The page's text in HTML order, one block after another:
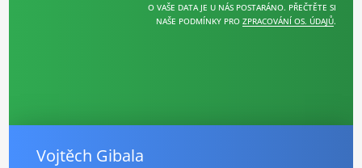
O VAŠE DATA JE U NÁS POSTARÁNO. PŘEČTĚTE SI
NAŠE PODMÍNKY PRO ZPRACOVÁNÍ OS. ÚDAJŮ.
Vojtěch Gibala